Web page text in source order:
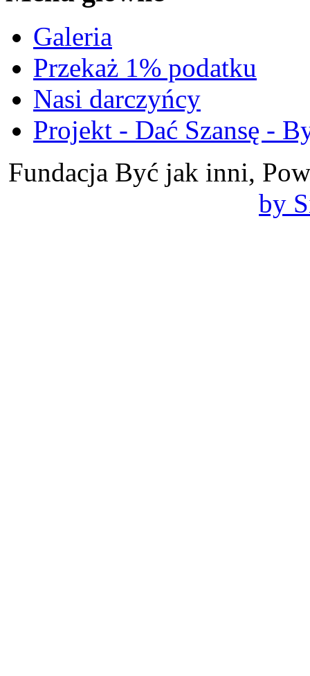
Galeria
Przekaż 1% podatku
Nasi darczyńcy
Projekt - Dać Szansę -
Fundacja Być jak inni,
by